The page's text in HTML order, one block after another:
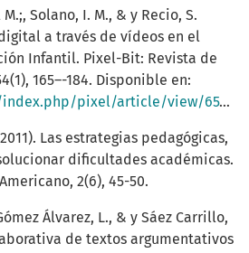
M.;, Solano, I. M., & y Recio, S.
a través de vídeos en el
Infantil. Pixel-Bit: Revista de
165–-184. Disponible en:
pixel/article/view/65102/42104
Las estrategias pedagógicas,
dificultades académicas.
2(6), 45-50.
Álvarez, L., & y Sáez Carrillo,
de textos argumentativos